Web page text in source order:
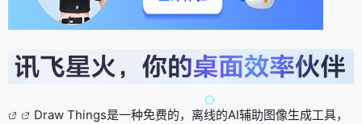
Draw Things是一种免费的，离线的AI辅助图像生成工具，